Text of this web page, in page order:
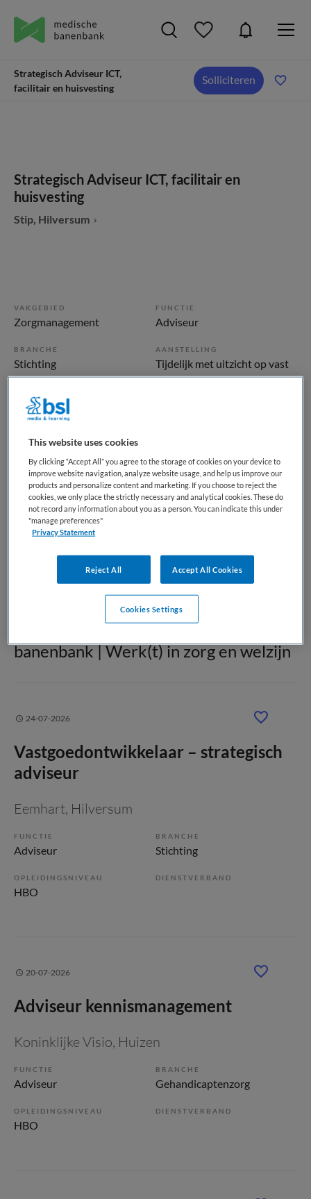
Strategisch Adviseur ICT,
facilitair en huisvesting
Solliciteren
Strategisch Adviseur ICT, facilitair en
huisvesting
Stip, Hilversum
VAKGEBIED
Zorgmanagement
FUNCTIE
Adviseur
BRANCHE
Stichting
AANSTELLING
Tijdelijk met uitzicht op vast
3 september 2025
Ervaren
Vacature niet beschikbaar
Deze vacature Strategisch Adviseur ICT, facilitair en
huisvesting bij Stip is niet meer actueel. Hieronder staan
enkele vergelijkbare vacatures die voor u wellicht
interessant zijn.
banenbank | Werk(t) in zorg en welzijn
24-07-2026
Vastgoedontwikkelaar – strategisch
adviseur
Eemhart, Hilversum
FUNCTIE
Adviseur
BRANCHE
Stichting
OPLEIDINGSNIVEAU
HBO
DIENSTVERBAND
20-07-2026
Adviseur kennismanagement
Koninklijke Visio, Huizen
FUNCTIE
Adviseur
BRANCHE
Gehandicaptenzorg
OPLEIDINGSNIVEAU
HBO
DIENSTVERBAND
This website uses cookies
By clicking “Accept All” you agree to the storage of cookies on your device to
improve website navigation, analyze website usage, and help us improve our
products and personalize content and marketing. If you choose to reject the
cookies, we only place the strictly necessary and analytical cookies. These do
not record any information about you as a person. You can indicate this under
"manage preferences"
Privacy Statement
Reject All Accept All Cookies
Cookies Settings